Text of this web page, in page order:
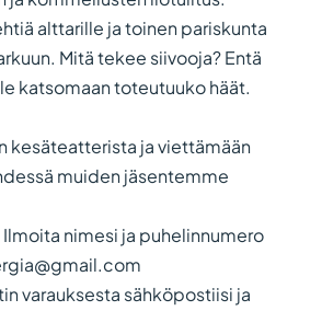
alttarille ja toinen pariskunta
Mitä tekee siivooja? Entä
katsomaan toteutuuko häät.
kesäteatterista ja viettämään
muiden jäsentemme
Ilmoita nimesi ja puhelinnumero
varauksesta sähköpostiisi ja